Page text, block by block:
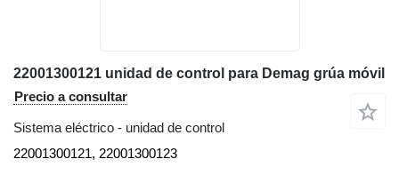
22001300121 unidad de control para Demag grúa móvil
Precio a consultar
Sistema eléctrico - unidad de control
22001300121, 22001300123